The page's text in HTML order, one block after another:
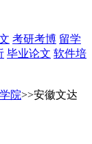
考研考博 留学
毕业论文 软件培
院>>安徽文达